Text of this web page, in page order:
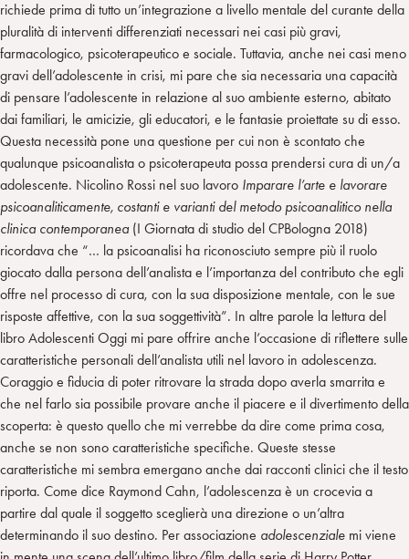
richiede prima di tutto un’integrazione a livello mentale del curante della
pluralità di interventi differenziati necessari nei casi più gravi,
farmacologico, psicoterapeutico e sociale. Tuttavia, anche nei casi meno
gravi dell’adolescente in crisi, mi pare che sia necessaria una capacità
di pensare l’adolescente in relazione al suo ambiente esterno, abitato
dai familiari, le amicizie, gli educatori, e le fantasie proiettate su di esso.
Questa necessità pone una questione per cui non è scontato che
qualunque psicoanalista o psicoterapeuta possa prendersi cura di un/a
adolescente. Nicolino Rossi nel suo lavoro Imparare l’arte e lavorare
psicoanaliticamente, costanti e varianti del metodo psicoanalitico nella
clinica contemporanea (I Giornata di studio del CPBologna 2018)
ricordava che “… la psicoanalisi ha riconosciuto sempre più il ruolo
giocato dalla persona dell’analista e l’importanza del contributo che egli
offre nel processo di cura, con la sua disposizione mentale, con le sue
risposte affettive, con la sua soggettività”. In altre parole la lettura del
libro Adolescenti Oggi mi pare offrire anche l’occasione di riflettere sulle
caratteristiche personali dell’analista utili nel lavoro in adolescenza.
Coraggio e fiducia di poter ritrovare la strada dopo averla smarrita e
che nel farlo sia possibile provare anche il piacere e il divertimento della
scoperta: è questo quello che mi verrebbe da dire come prima cosa,
anche se non sono caratteristiche specifiche. Queste stesse
caratteristiche mi sembra emergano anche dai racconti clinici che il testo
riporta. Come dice Raymond Cahn, l’adolescenza è un crocevia a
partire dal quale il soggetto sceglierà una direzione o un’altra
determinando il suo destino. Per associazione adolescenziale mi viene